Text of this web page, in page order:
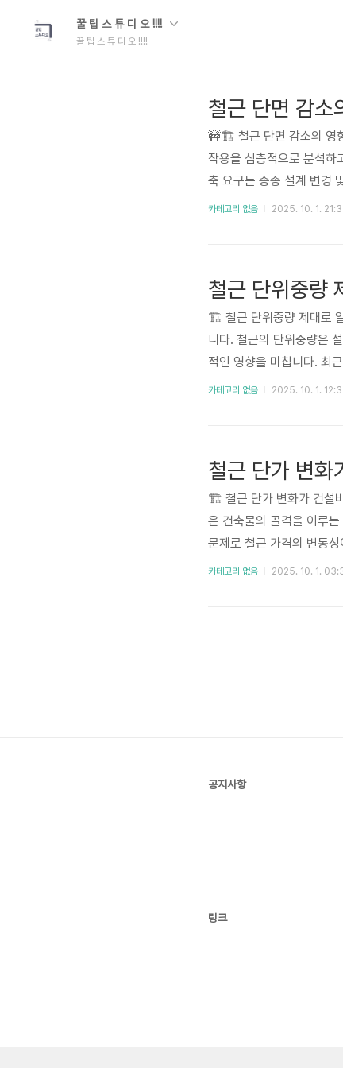
꿀 팁 스 튜 디 오 !!!!
꿀 팁 스 튜 디 오 !!!!
철근 단면 감소
🚧🏗️ 철근 단면 감소의 영
작용을 심층적으로 분석하
축 요구는 종종 설계 변경
다. 본 분석은 이러한 문제
카테고리 없음 2025. 10. 1.
철근 단위중량
🏗️ 철근 단위중량 제대로
니다. 철근의 단위중량은
적인 영향을 미칩니다. 최
확히 이해하고 효율적으로
카테고리 없음 2025. 10. 1.
철근 단가 변화
🏗️ 철근 단가 변화가 건설
은 건축물의 골격을 이루
문제로 철근 가격의 변동
에 효율적으로 대응하는
카테고리 없음 2025. 10. 1.
공지사항
링크